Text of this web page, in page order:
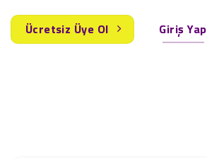
Ücretsiz Üye Ol Giriş Yap